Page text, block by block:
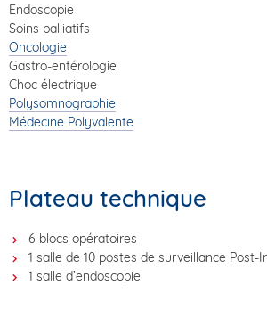
Endoscopie
Soins palliatifs
Oncologie
Gastro-entérologie
Choc électrique
Polysomnographie
Médecine Polyvalente
Plateau technique
6 blocs opératoires
1 salle de 10 postes de surveillance Post-
1 salle d’endoscopie